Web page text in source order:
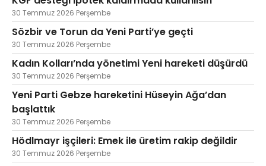
30 Temmuz 2026 Perşembe
Sözbir ve Torun da Yeni Parti’ye geçti
30 Temmuz 2026 Perşembe
Kadın Kolları’nda yönetimi Yeni hareketi düşürdü
30 Temmuz 2026 Perşembe
Yeni Parti Gebze hareketini Hüseyin Ağa’dan
başlattık
30 Temmuz 2026 Perşembe
Hödlmayr işçileri: Emek ile üretim rakip değildir
30 Temmuz 2026 Perşembe